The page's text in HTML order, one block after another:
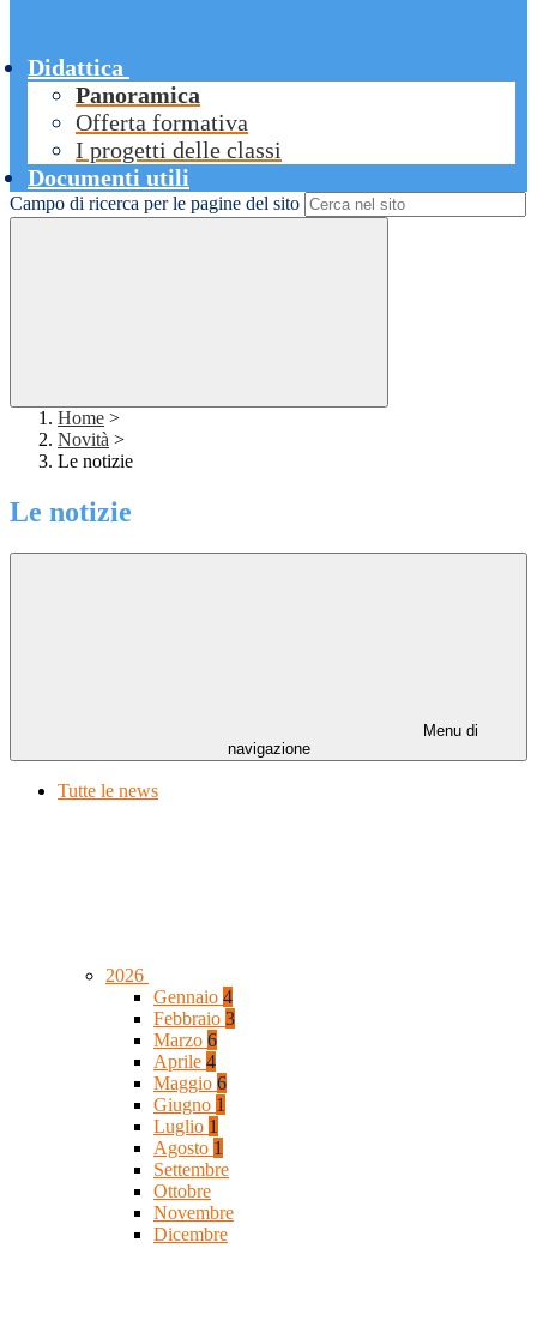
Didattica
Panoramica
Offerta formativa
I progetti delle classi
Documenti utili
Campo di ricerca per le pagine del sito
Home >
Novità >
Le notizie
Le notizie
Menu di
navigazione
Tutte le news
2026
Gennaio 4
Febbraio 3
Marzo 6
Aprile 4
Maggio 6
Giugno 1
Luglio 1
Agosto 1
Settembre
Ottobre
Novembre
Dicembre